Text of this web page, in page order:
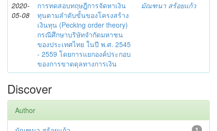
2020-
05-08
การทดสอบทฤษฎีการจัดหาเงิน
ทุนตามลำดับขั้นของโครงสร้าง
เงินทุน (Pecking order theory)
กรณีศึกษาบริษัทจำกัดมหาชน
ของประเทศไทย ในปี พ.ศ. 2545
- 2559 โดยการแยกองค์ประกอบ
ของการขาดดุลทางการเงิน
มัณฑนา สร้อยแก้ว
Discover
Author